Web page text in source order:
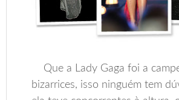
Que a Lady Gaga foi a
bizarrices, isso ninguém tem